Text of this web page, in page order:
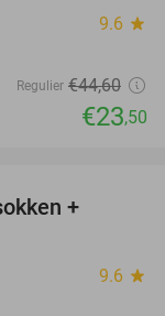
9.6 star
Regulier €44,60
€23,50
+
9.6 star